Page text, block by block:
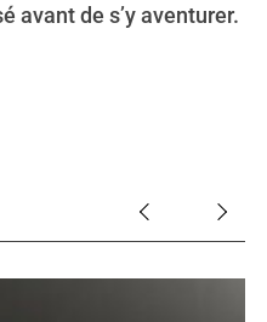
avant de s’y aventurer.